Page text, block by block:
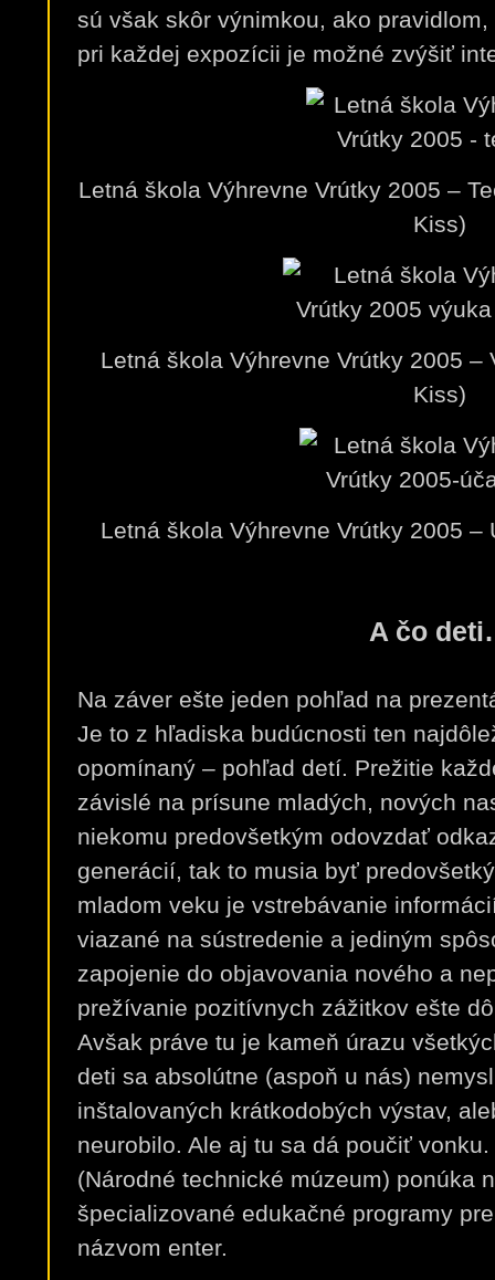
sú však skôr výnimkou, ako
pri každej expozícii je možné zvýšiť
Letná škola Výhrevne Vrútky 2005 –
Kiss)
Letná škola Výhrevne Vrútky 2005
Kiss)
Letná škola Výhrevne Vrútky 2005
A čo
Na záver ešte jeden pohľad na
Je to z hľadiska budúcnosti ten
opomínaný – pohľad detí. Prežitie
závislé na prísune mladých, nových
niekomu predovšetkým odovzdať
generácií, tak to musia byť
mladom veku je vstrebávanie
viazané na sústredenie a jediným
zapojenie do objavovania nového a
prežívanie pozitívnych zážitkov ešte
Avšak práve tu je kameň úrazu
deti sa absolútne (aspoň u nás)
inštalovaných krátkodobých výstav,
neurobilo. Ale aj tu sa dá poučiť
(Národné technické múzeum) ponúka
špecializované edukačné programy
názvom enter.